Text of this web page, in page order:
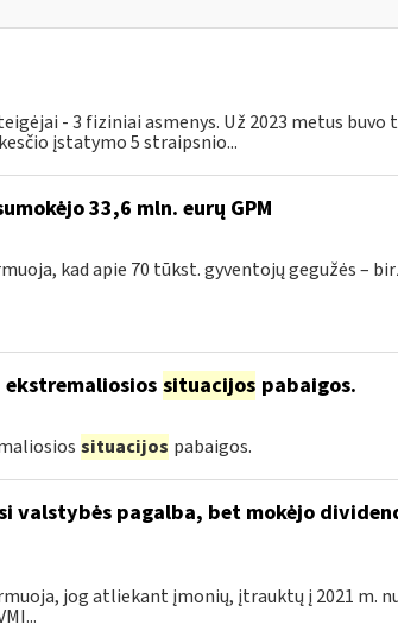
- 3 fiziniai asmenys. Už 2023 metus buvo
įstatymo 5 straipsnio...
33,6 mln. eurų GPM
kad apie 70 tūkst. gyventojų gegužės –
ekstremaliosios situacijos pabaigos.
situacijos pabaigos.
valstybės pagalba, bet mokėjo
jog atliekant įmonių, įtrauktų į 2021 m.